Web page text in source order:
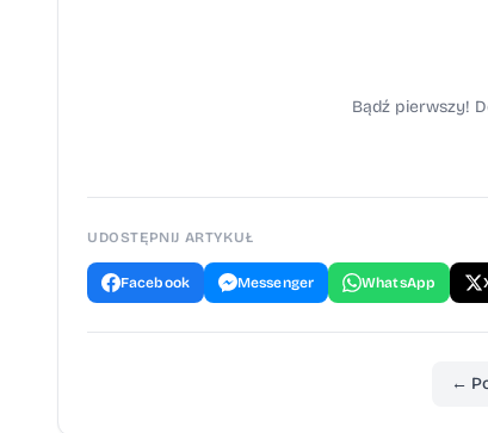
Bądź pierwszy!
UDOSTĘPNIJ ARTYKUŁ
Facebook Messenger WhatsApp
←